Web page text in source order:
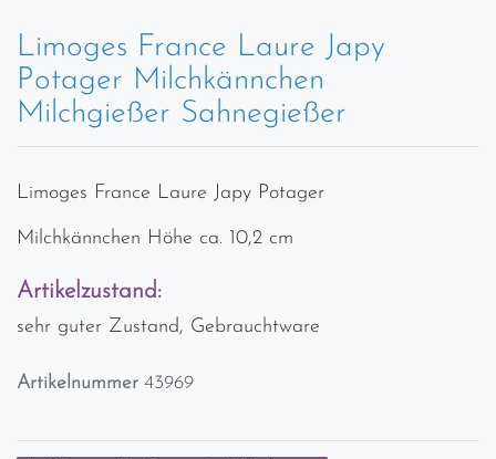
Limoges France Laure Japy
Potager Milchkännchen
Milchgießer Sahnegießer
Limoges France Laure Japy Potager
Milchkännchen Höhe ca. 10,2 cm
Artikelzustand:
sehr guter Zustand, Gebrauchtware
Artikelnummer 43969